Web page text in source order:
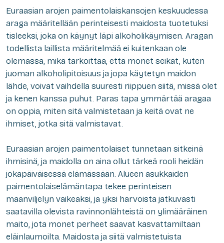
Euraasian arojen paimentolaiskansojen keskuudessa
araga määritellään perinteisesti maidosta tuotetuksi
tisleeksi, joka on käynyt läpi alkoholikäymisen. Aragan
todellista laillista määritelmää ei kuitenkaan ole
olemassa, mikä tarkoittaa, että monet seikat, kuten
juoman alkoholipitoisuus ja jopa käytetyn maidon
lähde, voivat vaihdella suuresti riippuen siitä, missä olet
ja kenen kanssa puhut. Paras tapa ymmärtää aragaa
on oppia, miten sitä valmistetaan ja keitä ovat ne
ihmiset, jotka sitä valmistavat.
Euraasian arojen paimentolaiset tunnetaan sitkeinä
ihmisinä, ja maidolla on aina ollut tärkeä rooli heidän
jokapäiväisessä elämässään. Alueen asukkaiden
paimentolaiselämäntapa tekee perinteisen
maanviljelyn vaikeaksi, ja yksi harvoista jatkuvasti
saatavilla olevista ravinnonlähteistä on ylimääräinen
maito, jota monet perheet saavat kasvattamiltaan
eläinlaumoilta. Maidosta ja siitä valmistetuista